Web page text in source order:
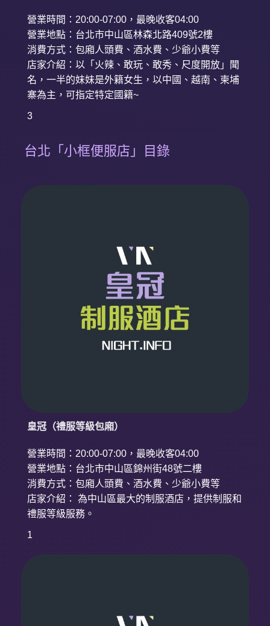
營業時間：20:00-07:00，最晚收客04:00
營業地點：台北市中山區林森北路409號2樓
消費方式：包廂人頭費、酒水費、少爺小費等
店家介紹：以「火辣、敢玩、敢秀、尺度開放」聞
名，一半的妹妹是外籍女生，以中國、越南、柬埔
寨為主，可指定特定國籍~
3
台北「小框便服店」目錄
皇冠（禮服等級包廂）
營業時間：20:00-07:00，最晚收客04:00
營業地點：台北市中山區錦州街48號二樓
消費方式：包廂人頭費、酒水費、少爺小費等
店家介紹： 為中山區最大的制服酒店，提供制服和
禮服等級服務。
1